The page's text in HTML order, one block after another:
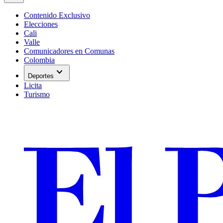
Contenido Exclusivo
Elecciones
Cali
Valle
Comunicadores en Comunas
Colombia
Deportes expand_more
Licita
Turismo